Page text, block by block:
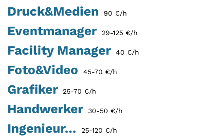
Druck&Medien 90 €/h
Eventmanager 29-125 €/h
Facility Manager 40 €/h
Foto&Video 45-70 €/h
Grafiker 25-70 €/h
Handwerker 30-50 €/h
Ingenieur... 25-120 €/h